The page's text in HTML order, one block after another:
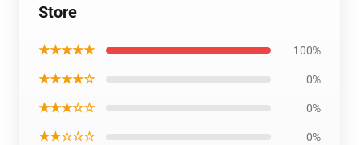
Store
★★★★★ 100%
★★★★☆ 0%
★★★☆☆ 0%
★★☆☆☆ 0%